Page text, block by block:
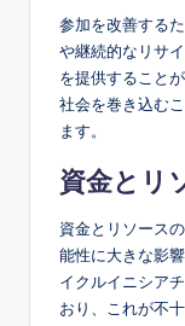
参加を改善する
や継続的なリサ
を提供すること
社会を巻き込む
ます。
資金とリ
資金とリソース
能性に大きな影
イクルイニシア
おり、これが不